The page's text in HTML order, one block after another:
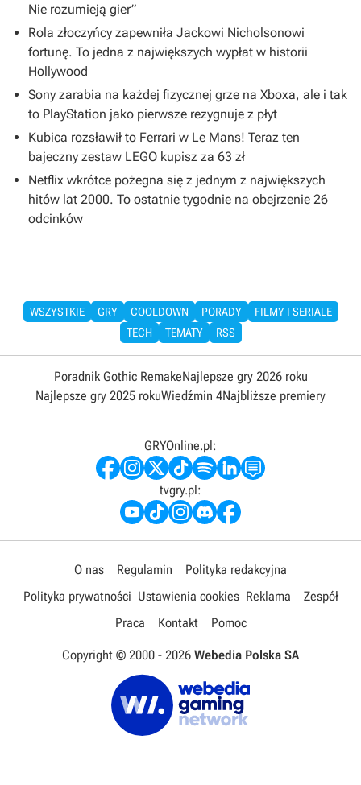
Nie rozumieją gier”
Rola złoczyńcy zapewniła Jackowi Nicholsonowi
fortunę. To jedna z największych wypłat w historii
Hollywood
Sony zarabia na każdej fizycznej grze na Xboxa, ale i tak
to PlayStation jako pierwsze rezygnuje z płyt
Kubica rozsławił to Ferrari w Le Mans! Teraz ten
bajeczny zestaw LEGO kupisz za 63 zł
Netflix wkrótce pożegna się z jednym z największych
hitów lat 2000. To ostatnie tygodnie na obejrzenie 26
odcinków
WSZYSTKIE GRY COOLDOWN PORADY
FILMY I SERIALE
TECH
TEMATY RSS
Poradnik Gothic RemakeNajlepsze gry 2026 roku
Najlepsze gry 2025 rokuWiedźmin 4Najbliższe premiery
GRYOnline.pl:
tvgry.pl:
O nas Regulamin
Polityka redakcyjna
Polityka prywatności Ustawienia cookies Reklama
Zespół
Praca
Kontakt Pomoc
Copyright © 2000 - 2026 Webedia Polska SA